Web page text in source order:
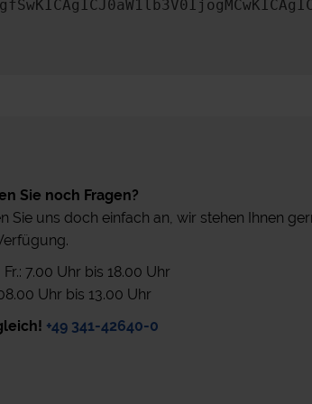
Sie noch Fragen?
Sie uns doch einfach an, wir stehen Ihnen
7.00 Uhr bis 18.00 Uhr
Uhr bis 13.00 Uhr
+49 341-42640-0